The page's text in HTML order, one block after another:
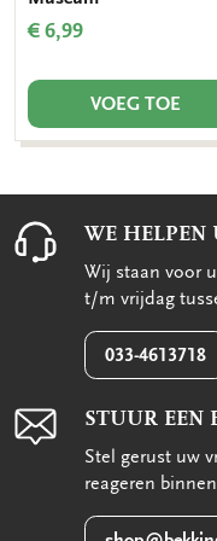
€ 6,99
VOEG TOE
WE HELPEN
Wij staan voor
t/m vrijdag
033-4613718
STUUR EEN
Stel gerust uw
reageren